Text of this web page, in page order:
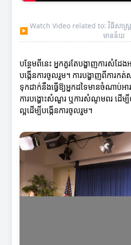
▶
Watch Video related to: វិធីសាស្ត្រ
មានន័យ
បន្ថែមពីនេះ អ្នកគួរតែបង្ហាញការសំដ
បង្កើនការចូលរួម។ ការបង្ហាញពីការក
ទុកដាក់នឹងធ្វើឱ្យអ្នកដទៃមានចំណាប់អា
ការបង្ហោះសំណួរ ឬការសំណូមពរ ដើម្បី
ល្អដើម្បីបង្កើនការចូលរួម។